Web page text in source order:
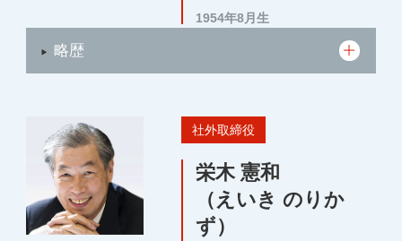
1954年8月生
略歴
社外取締役
栄木 憲和
（えいき のりか
ず）